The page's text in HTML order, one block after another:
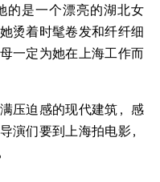
的是一个漂亮的湖北女
烫着时髦卷发和纤纤细
一定为她在上海工作而
压迫感的现代建筑，感
演们要到上海拍电影，